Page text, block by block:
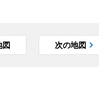
図 次の地図